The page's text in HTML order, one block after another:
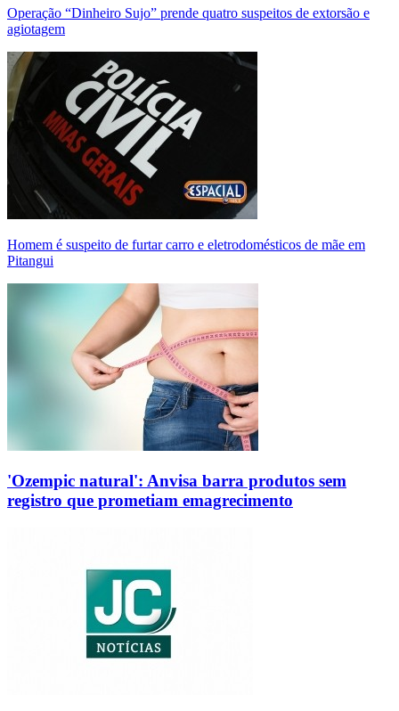
Operação “Dinheiro Sujo” prende quatro suspeitos de extorsão e
agiotagem
Homem é suspeito de furtar carro e eletrodomésticos de mãe em
Pitangui
'Ozempic natural': Anvisa barra produtos sem
registro que prometiam emagrecimento